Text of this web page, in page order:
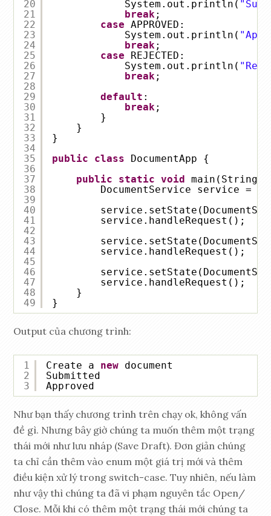
20
21
22
23
24
25
26
27
28
29
30
31
32
33
34
35
36
37
38
39
40
41
42
43
44
45
46
47
48
49
System.out.println(
break;
case APPROVED:
System.out.println(
break;
case
REJECTED:
System.out.println(
break;
default :
break;
}
}
}
public
class
DocumentApp {
public
static void
DocumentService service =
service.handleRequest();
service.handleRequest();
service.handleRequest();
}
}
Output của chương trình:
1
2
3
Create a new document
Submitted
Approved
Như bạn thấy chương trình trên chạy ok, không vấn
đề gì. Nhưng bây giờ chúng ta muốn thêm một trạng
thái mới như lưu nháp (Save Draft). Đơn giản chúng
ta chỉ cần thêm vào enum một giá trị mới và thêm
điều kiện xử lý trong switch-case. Tuy nhiên, nếu làm
như vậy thì chúng ta đã vi phạm nguyên tắc Open/
Close. Mỗi khi có thêm một trạng thái mới chúng ta